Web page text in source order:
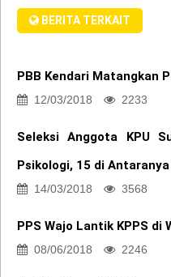
BERITA TERKAIT
PBB Kendari Matangkan
12/03/2018 2233
Seleksi Anggota KPU
Psikologi, 15 di
14/03/2018 3568
PPS Wajo Lantik KPPS di
08/06/2018 2246